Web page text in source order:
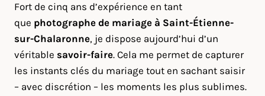
Fort de cinq ans d’expérience en tant
que photographe de mariage à Saint-Étienne-
sur-Chalaronne, je dispose aujourd’hui d’un
véritable savoir-faire. Cela me permet de capturer
les instants clés du mariage tout en sachant saisir
– avec discrétion – les moments les plus sublimes.